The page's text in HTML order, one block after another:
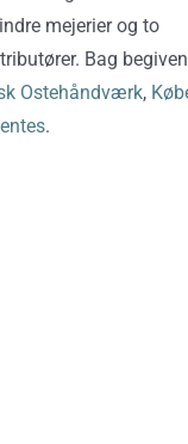
mejerier og to
Bag
Ostehåndværk,
.